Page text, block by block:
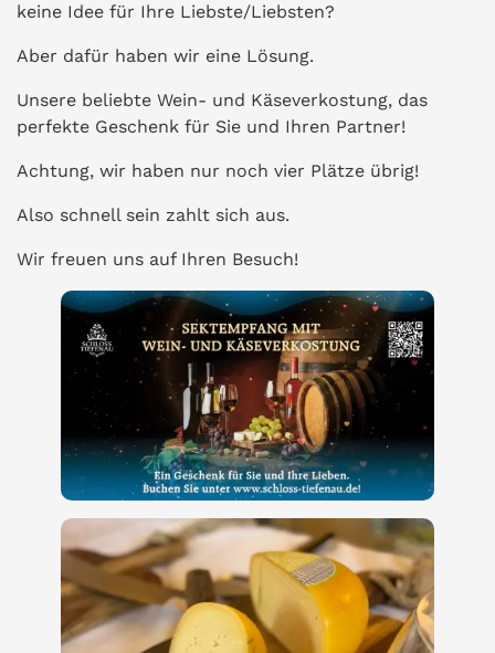
keine Idee für Ihre Liebste/Liebsten?
Aber dafür haben wir eine Lösung.
Unsere beliebte Wein- und Käseverkostung, das
perfekte Geschenk für Sie und Ihren Partner!
Achtung, wir haben nur noch vier Plätze übrig!
Also schnell sein zahlt sich aus.
Wir freuen uns auf Ihren Besuch!